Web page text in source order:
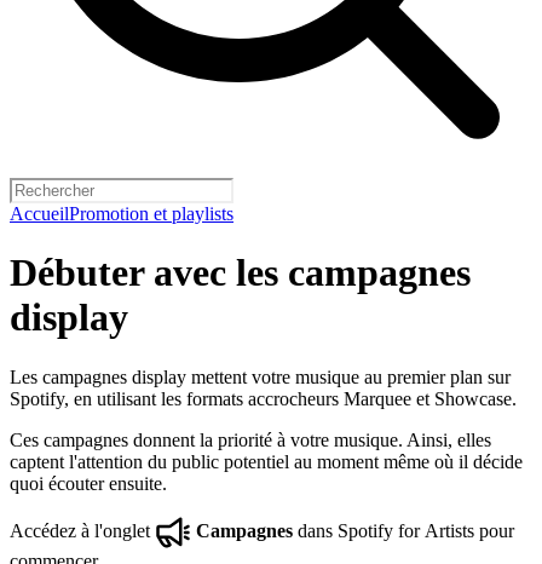
AccueilPromotion et playlists
Débuter avec les campagnes
display
Les campagnes display mettent votre musique au premier plan sur
Spotify, en utilisant les formats accrocheurs Marquee et Showcase.
Ces campagnes donnent la priorité à votre musique. Ainsi, elles
captent l'attention du public potentiel au moment même où il décide
quoi écouter ensuite.
Accédez à l'onglet Campagnes dans Spotify for Artists pour